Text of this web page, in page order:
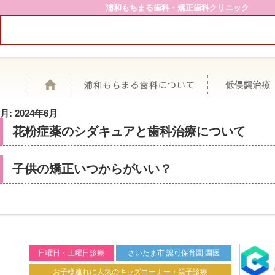
浦和もちまる歯科・矯正歯科クリニック
浦和もちまる歯
月: 2024年6月
花粉症薬のシダキュアと歯科治療について
子供の矯正いつからがいい？
日曜日・土曜日診療 さいたま市 認可保育園 園医
お子様連れに人気のキッズコーナー・親子診療